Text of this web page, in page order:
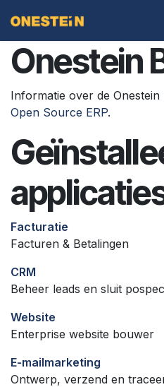
Onestein
Informatie over de Onestein
Open Source ERP.
Facturatie
Facturen & Betalingen
CRM
Beheer leads en sluit
Website
Enterprise website bouwer
E-mailmarketing
Ontwerp, verzend en